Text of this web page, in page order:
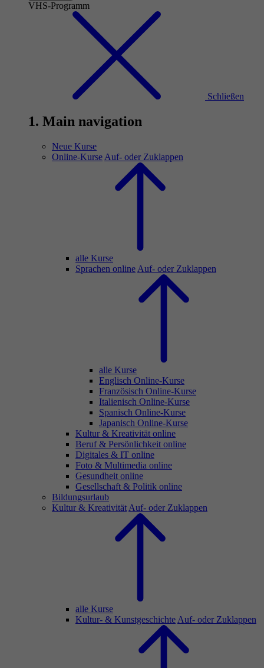
VHS-Programm
Schließen
1. Main navigation
Neue Kurse
Online-Kurse Auf- oder Zuklappen
alle Kurse
Sprachen online Auf- oder Zuklappen
alle Kurse
Englisch Online-Kurse
Französisch Online-Kurse
Italienisch Online-Kurse
Spanisch Online-Kurse
Japanisch Online-Kurse
Kultur & Kreativität online
Beruf & Persönlichkeit online
Digitales & IT online
Foto & Multimedia online
Gesundheit online
Gesellschaft & Politik online
Bildungsurlaub
Kultur & Kreativität Auf- oder Zuklappen
alle Kurse
Kultur- & Kunstgeschichte Auf- oder Zuklappen